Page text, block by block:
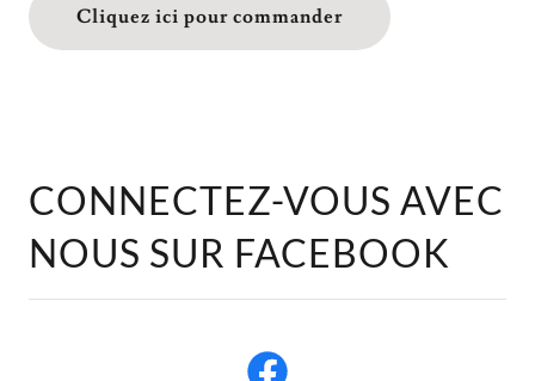
Cliquez ici pour commander
CONNECTEZ-VOUS AVEC
NOUS SUR FACEBOOK